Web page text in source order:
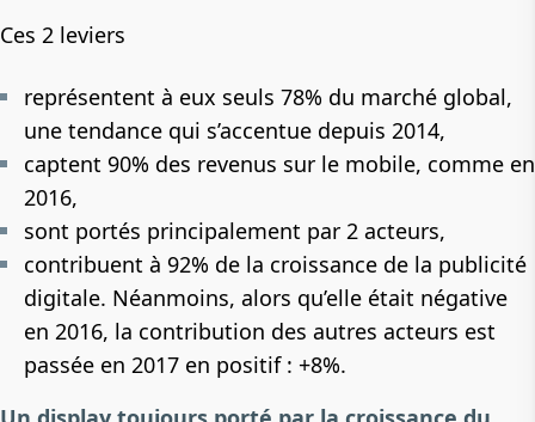
Ces 2 leviers
représentent à eux seuls 78% du marché global,
une tendance qui s’accentue depuis 2014,
captent 90% des revenus sur le mobile, comme en
2016,
sont portés principalement par 2 acteurs,
contribuent à 92% de la croissance de la publicité
digitale. Néanmoins, alors qu’elle était négative
en 2016, la contribution des autres acteurs est
passée en 2017 en positif : +8%.